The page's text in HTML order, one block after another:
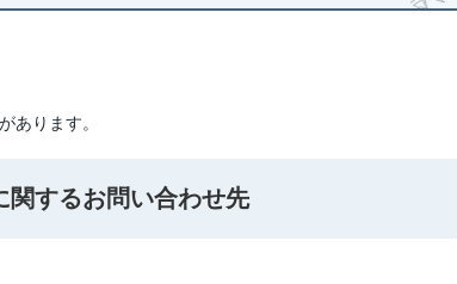
あります。
関するお問い合わせ先